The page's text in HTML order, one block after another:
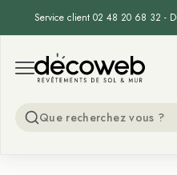
Service client 02 48 20 68 32 -
Open menu
Decoweb